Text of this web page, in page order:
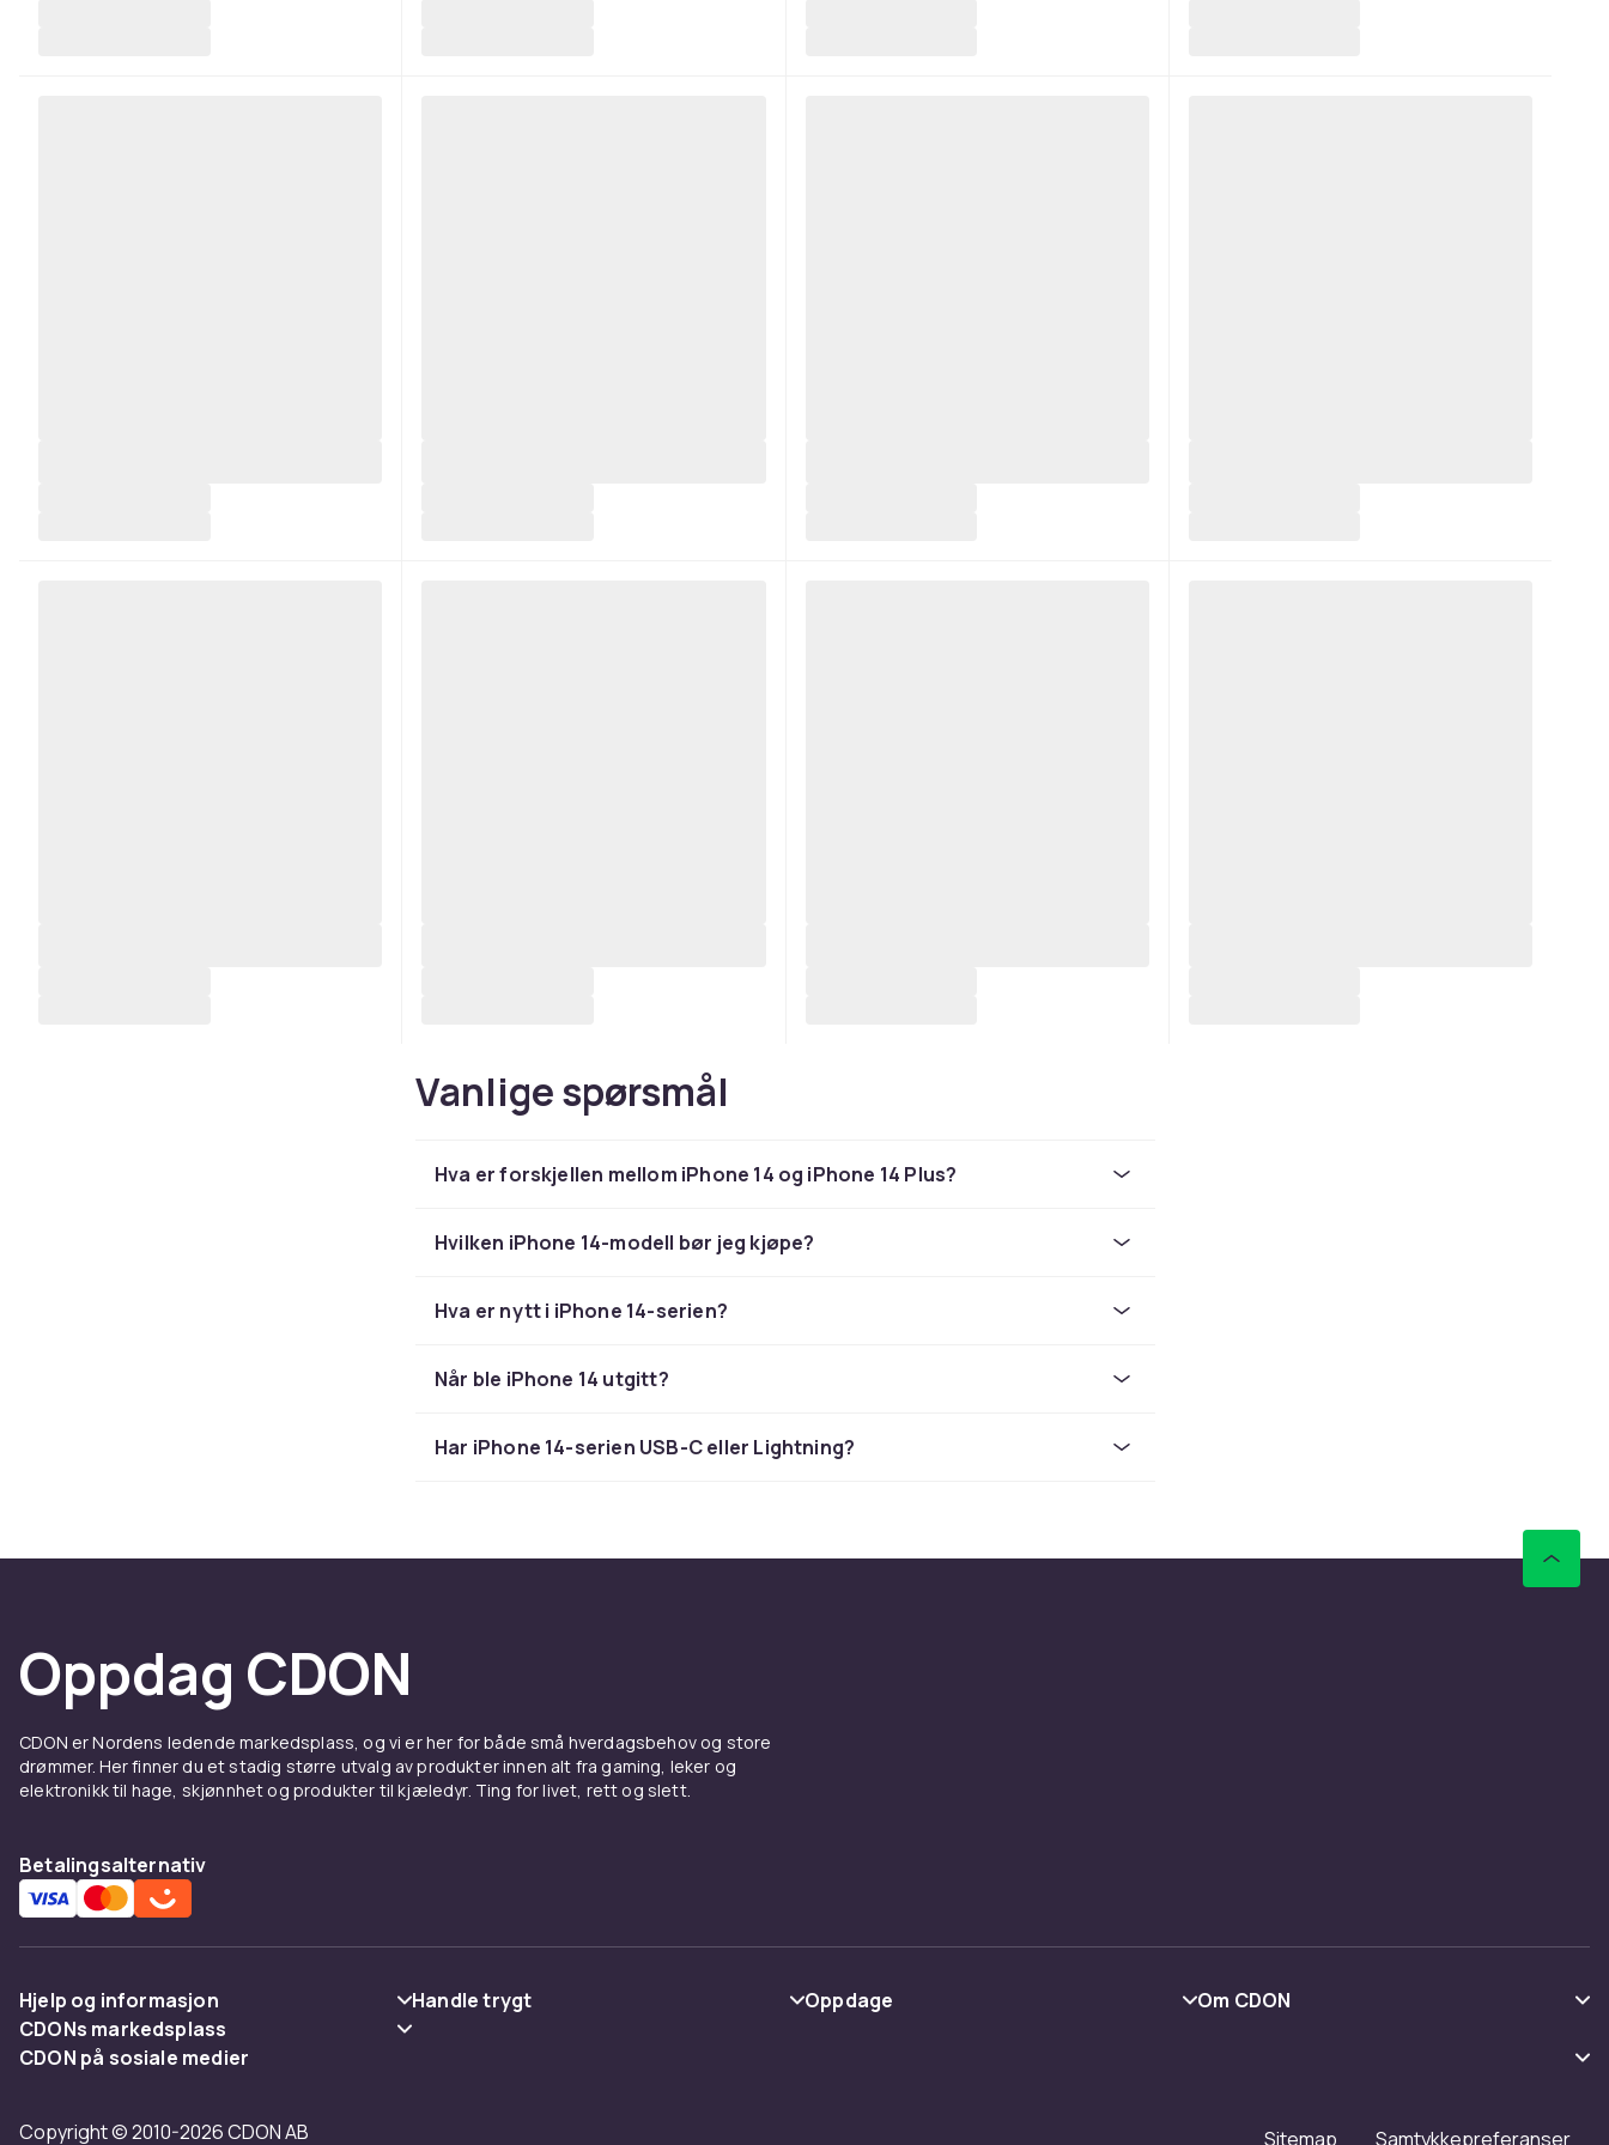
Vanlige spørsmål
Hva er forskjellen mellom iPhone 14 og iPhone 14 Plus?
Hvilken iPhone 14-modell bør jeg kjøpe?
Hva er nytt i iPhone 14-serien?
Når ble iPhone 14 utgitt?
Har iPhone 14-serien USB-C eller Lightning?
Oppdag CDON
CDON er Nordens ledende markedsplass, og vi er her for både små hverdagsbehov og store
drømmer. Her finner du et stadig større utvalg av produkter innen alt fra gaming, leker og
elektronikk til hage, skjønnhet og produkter til kjæledyr. Ting for livet, rett og slett.
Betalingsalternativ
Hjelp og informasjon
Vanlige spørsmål
Angre & returner her
Handle trygt
Oppdage
Om CDON
Jobbe på CDON
CDONs markedsplass
Merchant Help Center
CDON på sosiale medier
Copyright © 2010-2026 CDON AB
Sitemap Samtykkepreferanser